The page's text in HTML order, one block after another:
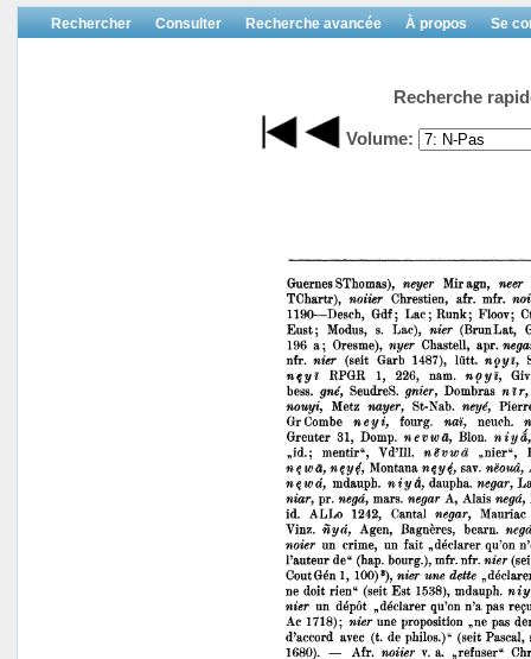
Rechercher Consulter Recherche avancée À propos Se
Recherche
Volume: